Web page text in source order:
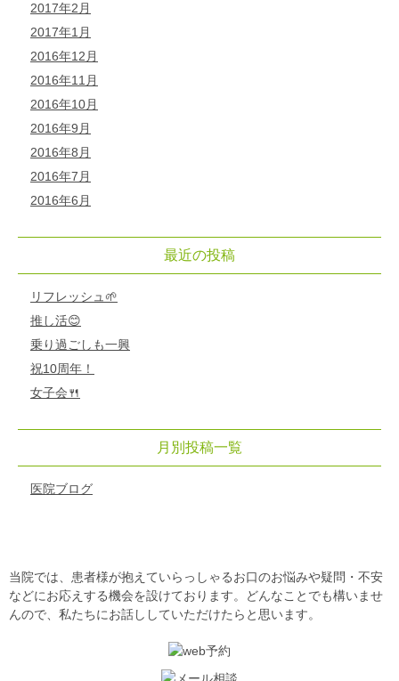
2017年2月
2017年1月
2016年12月
2016年11月
2016年10月
2016年9月
2016年8月
2016年7月
2016年6月
最近の投稿
リフレッシュ🌱
推し活😊
乗り過ごしも一興
祝10周年！
女子会🍴
月別投稿一覧
医院ブログ
当院では、患者様が抱えていらっしゃるお口のお悩みや疑問・不安
などにお応えする機会を設けております。どんなことでも構いませ
んので、私たちにお話ししていただけたらと思います。